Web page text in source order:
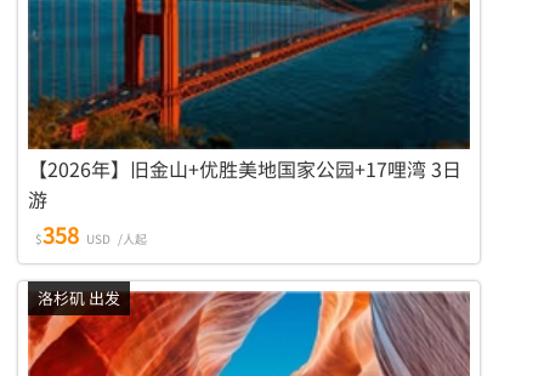
【2026年】旧金山+优胜美地国家公园+17哩湾 3日
游
$358 USD /人起
洛杉矶 出发